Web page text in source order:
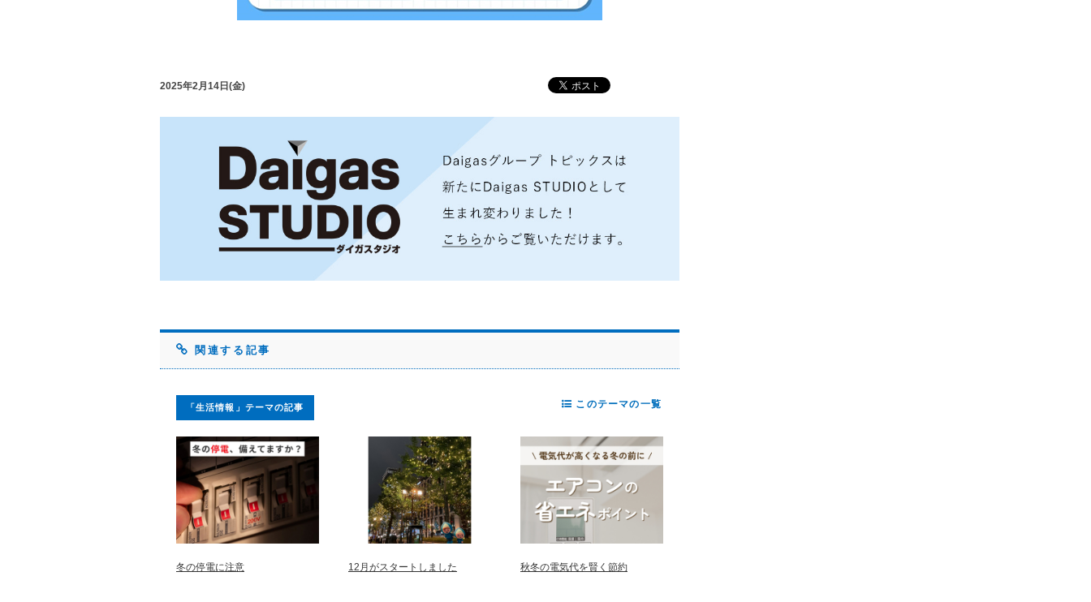
2025年2月14日(金)
関連する記事
「生活情報」テーマの記事
冬の停電に注意 12月がスタートしました 秋冬の電気代を賢く節約
このテーマの一覧